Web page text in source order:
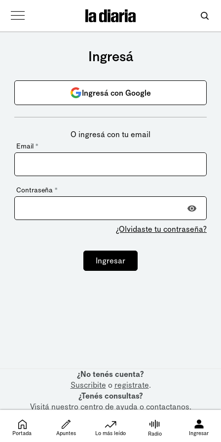
Ingresá
Ingresá con Google
O ingresá con tu email
Email *
Contraseña *
¿Olvidaste tu contraseña?
Ingresar
¿No tenés cuenta?
Suscribite o registrate.
¿Tenés consultas?
Visitá nuestrocentro de ayudaocontactanos.
Portada Apuntes Lo más leído Radio Ingresar